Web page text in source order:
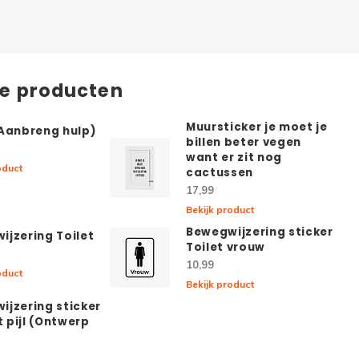
producten
hulp)
Muursticker je moet je
billen beter vegen
want er zit nog
cactussen
17,99
Bekijk product
Toilet
Bewegwijzering sticker
Toilet vrouw
10,99
Bekijk product
sticker
pijl (Ontwerp